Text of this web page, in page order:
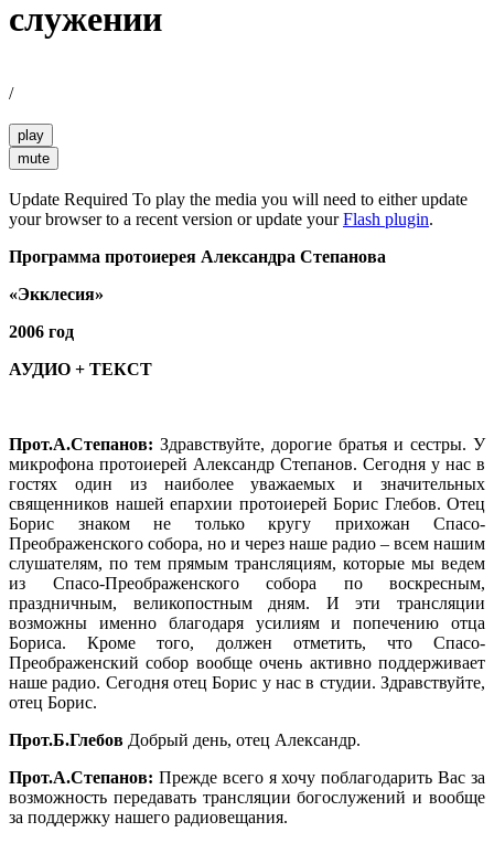
служении
/
play
mute
Update Required To play the media you will need to either update
your browser to a recent version or update yourFlash plugin.
Программа протоиерея Александра Степанова
«Экклесия»
2006 год
АУДИО + ТЕКСТ
Прот.А.Степанов: Здравствуйте, дорогие братья и сестры. У
микрофона протоиерей Александр Степанов. Сегодня у нас в
гостях один из наиболее уважаемых и значительных
священников нашей епархии протоиерей Борис Глебов. Отец
Борис знаком не только кругу прихожан Спасо-
Преображенского собора, но и через наше радио – всем нашим
слушателям, по тем прямым трансляциям, которые мы ведем
из Спасо-Преображенского собора по воскресным,
праздничным, великопостным дням. И эти трансляции
возможны именно благодаря усилиям и попечению отца
Бориса. Кроме того, должен отметить, что Спасо-
Преображенский собор вообще очень активно поддерживает
наше радио. Сегодня отец Борис у нас в студии. Здравствуйте,
отец Борис.
Прот.Б.Глебов Добрый день, отец Александр.
Прот.А.Степанов: Прежде всего я хочу поблагодарить Вас за
возможность передавать трансляции богослужений и вообще
за поддержку нашего радиовещания.